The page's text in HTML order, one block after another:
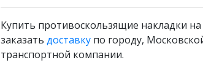
Купить противоскользящие накладки
заказать доставку по городу,
транспортной компании.